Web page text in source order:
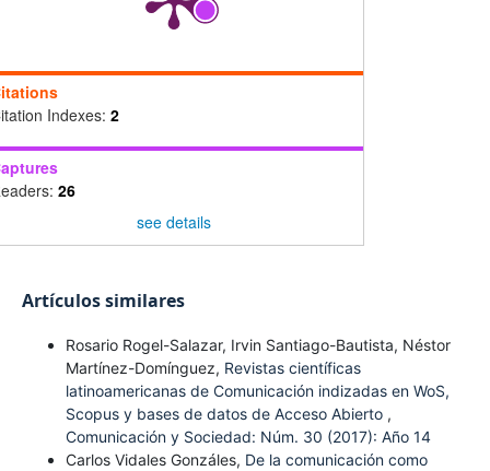
Indexes: 2
26
see details
Artículos similares
Rosario Rogel-Salazar, Irvin Santiago-Bautista, Néstor
Martínez-Domínguez, Revistas científicas
latinoamericanas de Comunicación indizadas en WoS,
Scopus y bases de datos de Acceso Abierto ,
Comunicación y Sociedad: Núm. 30 (2017): Año 14
Carlos Vidales Gonzáles, De la comunicación como